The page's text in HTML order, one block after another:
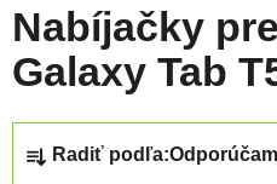
Nabíjačky
Galaxy Tab
Radiť podľa: